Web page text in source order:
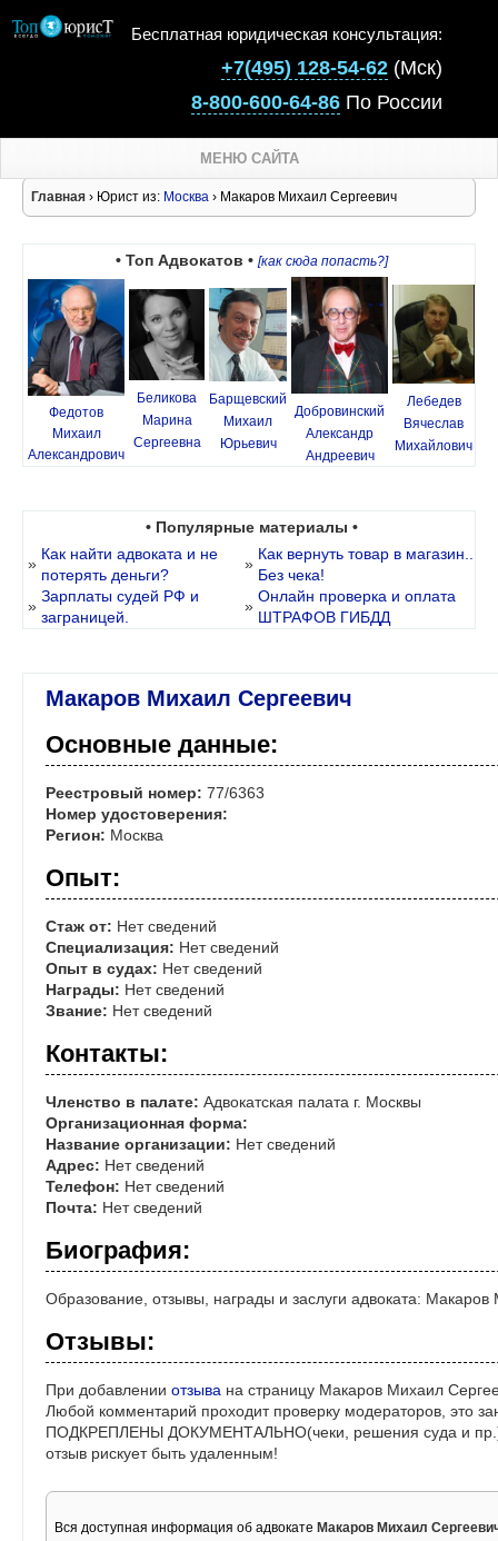
Бесплатная юридическая консультация:
+7(495) 128-54-62 (Мск)
8-800-600-64-86 По России
МЕНЮ САЙТА
Главная › Юрист из: Москва › Макаров Михаил Сергеевич
• Топ Адвокатов • [как сюда попасть?]
Федотов
Михаил
Александрович
Беликова
Марина
Сергеевна
Барщевский
Михаил
Юрьевич
Добровинский
Александр
Андреевич
Лебедев
Вячеслав
Михайлович
• Популярные материалы •
»
Как найти адвоката и не
потерять деньги?
»
Как вернуть товар в магазин..
Без чека!
»
Зарплаты судей РФ и
заграницей.
»
Онлайн проверка и оплата
ШТРАФОВ ГИБДД
Макаров Михаил Сергеевич
Основные данные:
Реестровый номер: 77/6363
Номер удостоверения:
Регион: Москва
Опыт:
Стаж от: Нет сведений
Специализация: Нет сведений
Опыт в судах: Нет сведений
Награды: Нет сведений
Звание: Нет сведений
Контакты:
Членство в палате: Адвокатская палата г. Москвы
Организационная форма:
Название организации: Нет сведений
Адрес: Нет сведений
Телефон: Нет сведений
Почта: Нет сведений
Биография:
Образование, отзывы, награды и заслуги адвоката:
Отзывы:
При добавлении отзыва на страницу Макаров Михаил
Любой комментарий проходит проверку модераторов, это
ПОДКРЕПЛЕНЫ ДОКУМЕНТАЛЬНО(чеки, решения суда и пр.)!
отзыв рискует быть удаленным!
Вся доступная информация об адвокате Макаров Михаил